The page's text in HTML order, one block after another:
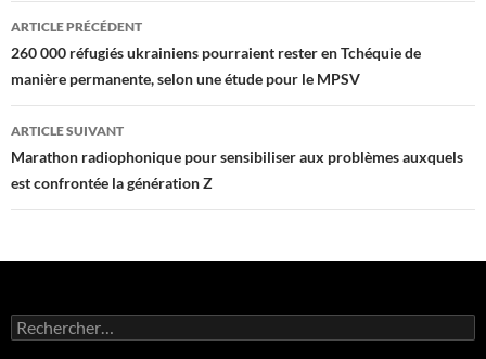
Navigation
des
articles
ARTICLE PRÉCÉDENT
260 000 réfugiés ukrainiens pourraient rester en Tchéquie de
manière permanente, selon une étude pour le MPSV
ARTICLE SUIVANT
Marathon radiophonique pour sensibiliser aux problèmes auxquels
est confrontée la génération Z
Rechercher :